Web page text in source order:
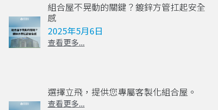
組合屋不晃動的關鍵？鍍鋅方管扛起安全
感
2025年5月6日
查看更多...
選擇立飛，提供您專屬客製化組合屋。
查看更多...